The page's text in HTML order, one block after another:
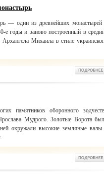
— один из древнейших монастырей
годы и заново построенный в
Михаила в стиле
памятников оборонного
Мудрого. Золотые Ворота
окружали высокие земляные валы